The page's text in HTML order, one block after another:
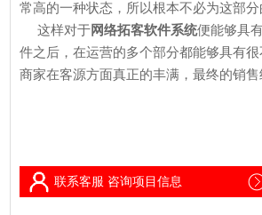
常高的一种状态，所以根本不必为这部分
这样对于网络拓客软件系统便能够具
件之后，在运营的多个部分都能够具有
商家在客源方面真正的丰满，最终的销售
联系客服 咨询项目信息